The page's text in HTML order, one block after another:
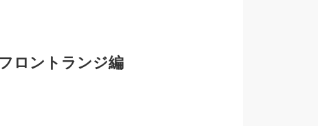
ロントランジ編